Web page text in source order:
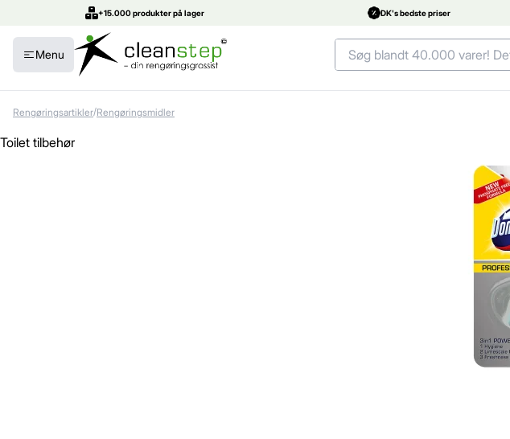
+15.000 produkter på lager DK's bedste priser
Menu
Rengøringsartikler/Rengøringsmidler
Toilet tilbehør